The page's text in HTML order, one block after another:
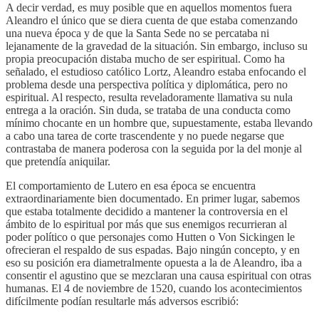
A decir verdad, es muy posible que en aquellos momentos fuera
Aleandro el único que se diera cuenta de que estaba comenzando
una nueva época y de que la Santa Sede no se percataba ni
lejanamente de la gravedad de la situación. Sin embargo, incluso su
propia preocupación distaba mucho de ser espiritual. Como ha
señalado, el estudioso católico Lortz, Aleandro estaba enfocando el
problema desde una perspectiva política y diplomática, pero no
espiritual. Al respecto, resulta reveladoramente llamativa su nula
entrega a la oración. Sin duda, se trataba de una conducta como
mínimo chocante en un hombre que, supuestamente, estaba llevando
a cabo una tarea de corte trascendente y no puede negarse que
contrastaba de manera poderosa con la seguida por la del monje al
que pretendía aniquilar.
El comportamiento de Lutero en esa época se encuentra
extraordinariamente bien documentado. En primer lugar, sabemos
que estaba totalmente decidido a mantener la controversia en el
ámbito de lo espiritual por más que sus enemigos recurrieran al
poder político o que personajes como Hutten o Von Sickingen le
ofrecieran el respaldo de sus espadas. Bajo ningún concepto, y en
eso su posición era diametralmente opuesta a la de Aleandro, iba a
consentir el agustino que se mezclaran una causa espiritual con otras
humanas. El 4 de noviembre de 1520, cuando los acontecimientos
difícilmente podían resultarle más adversos escribió: